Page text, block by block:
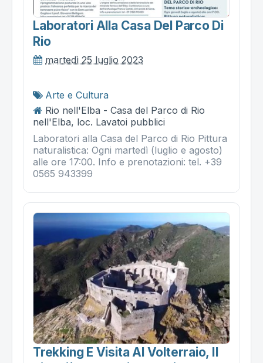
Laboratori Alla Casa Del Parco Di
Rio
martedì 25 luglio 2023
Arte e Cultura
Rio nell'Elba - Casa del Parco di Rio
nell'Elba, loc. Lavatoi pubblici
Laboratori alla Casa del Parco di Rio Pittura
naturalistica: Ogni martedì (luglio e agosto)
alle ore 17:00. Info e prenotazioni: tel. +39
0565 943399
Trekking E Visita Al Volterraio, Il